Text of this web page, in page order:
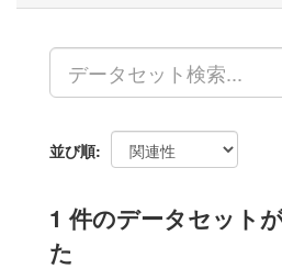
並び順
1 件のデータセット
た